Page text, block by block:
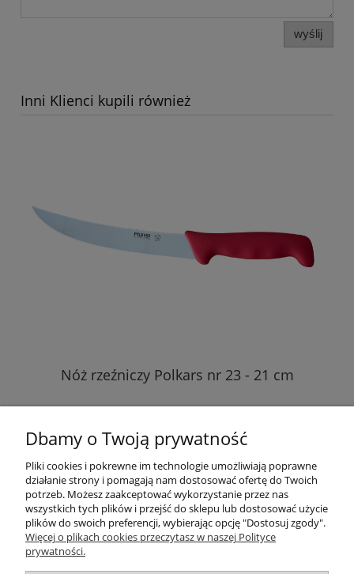
wyślij
Inni Klienci kupili również
Nóż rzeźniczy Polkars nr 23 - 21 cm
48,00 zł
do koszyka
Pomoc
Dostawa
Dbamy o Twoją prywatność
Pliki cookies i pokrewne im technologie umożliwiają poprawne
działanie strony i pomagają nam dostosować ofertę do Twoich
potrzeb. Możesz zaakceptować wykorzystanie przez nas
wszystkich tych plików i przejść do sklepu lub dostosować użycie
plików do swoich preferencji, wybierając opcję "Dostosuj zgody".
Więcej o plikach cookies przeczytasz w naszej Polityce
prywatności.